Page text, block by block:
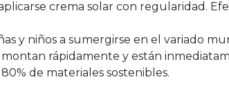
crema solar con regularidad.
y niños a sumergirse en el variado
rápidamente y están
de materiales sostenibles.